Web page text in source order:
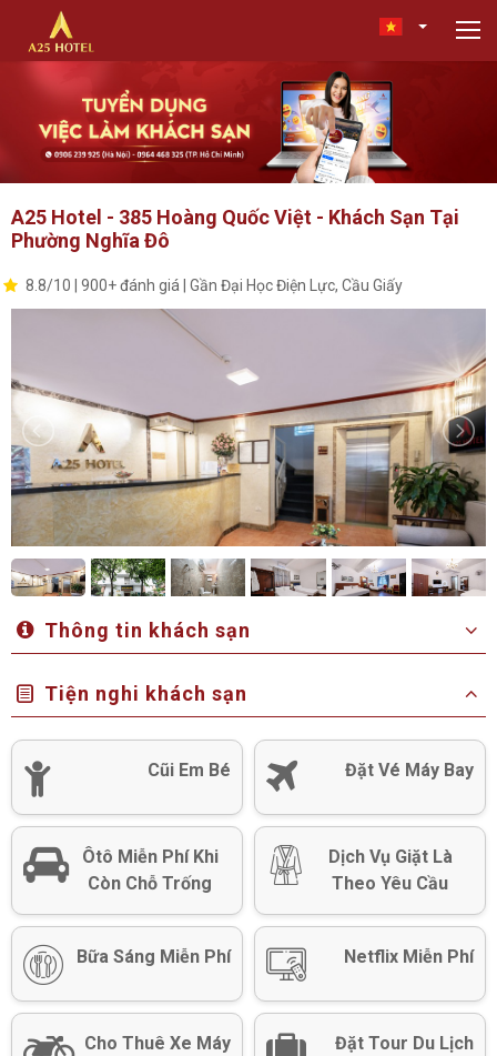
A25 Hotel - 385 Hoàng Quốc Việt - Khách Sạn Tại
Phường Nghĩa Đô
8.8/10 | 900+ đánh giá | Gần Đại Học Điện Lực, Cầu Giấy
Thông tin khách sạn
Tiện nghi khách sạn
Cũi Em Bé Đặt Vé Máy Bay
Ôtô Miễn Phí Khi
Còn Chỗ Trống
Dịch Vụ Giặt Là
Theo Yêu Cầu
Bữa Sáng Miễn Phí Netflix Miễn Phí
Cho Thuê Xe Máy Đặt Tour Du Lịch